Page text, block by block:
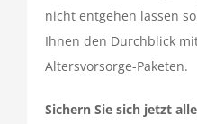
nicht entgehen lassen
Ihnen den Durchblick
Altersvorsorge-Paketen.
Sichern Sie sich jetzt